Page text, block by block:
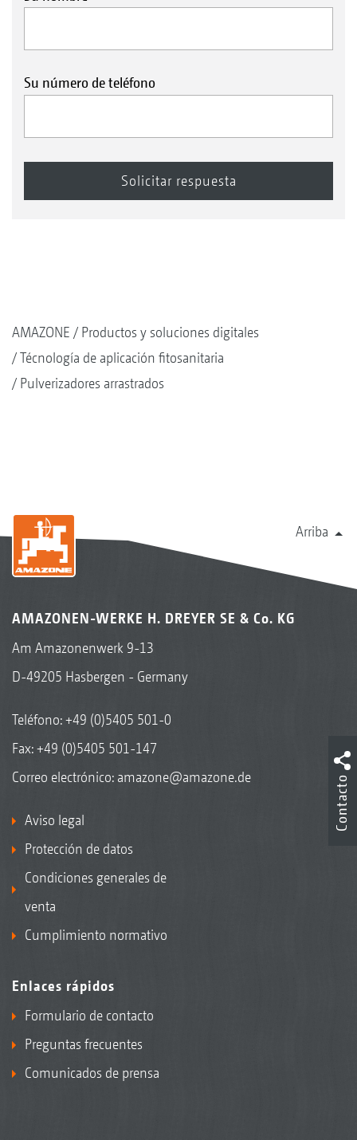
Su número de teléfono
AMAZONE
Productos y soluciones digitales
Técnología de aplicación fitosanitaria
Pulverizadores arrastrados
Arriba
AMAZONEN-WERKE H. DREYER SE & Co. KG
Am Amazonenwerk 9-13
D-49205 Hasbergen - Germany
Teléfono:+49 (0)5405 501-0
Fax: +49 (0)5405 501-147
Correo electrónico: amazone@amazone.de
Aviso legal
Protección de datos
Condiciones generales de
venta
Cumplimiento normativo
Enlaces rápidos
Formulario de contacto
Preguntas frecuentes
Comunicados de prensa
Contacto